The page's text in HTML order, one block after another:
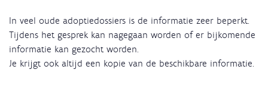
In veel oude adoptiedossiers is de informatie zeer beperkt.
Tijdens het gesprek kan nagegaan worden of er bijkomende
informatie kan gezocht worden.
Je krijgt ook altijd een kopie van de beschikbare informatie.